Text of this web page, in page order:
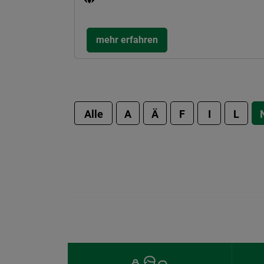
mehr erfahren
Alle A Ä F I L